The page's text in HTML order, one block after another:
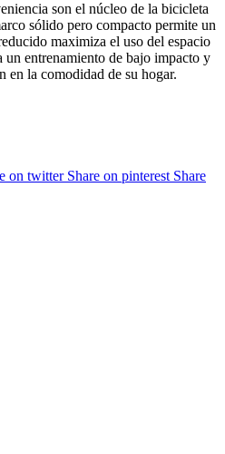
son el núcleo de la bicicleta
sólido pero compacto permite un
maximiza el uso del espacio
un entrenamiento de bajo impacto y
en la comodidad de su hogar.
on twitter Share on pinterest Share